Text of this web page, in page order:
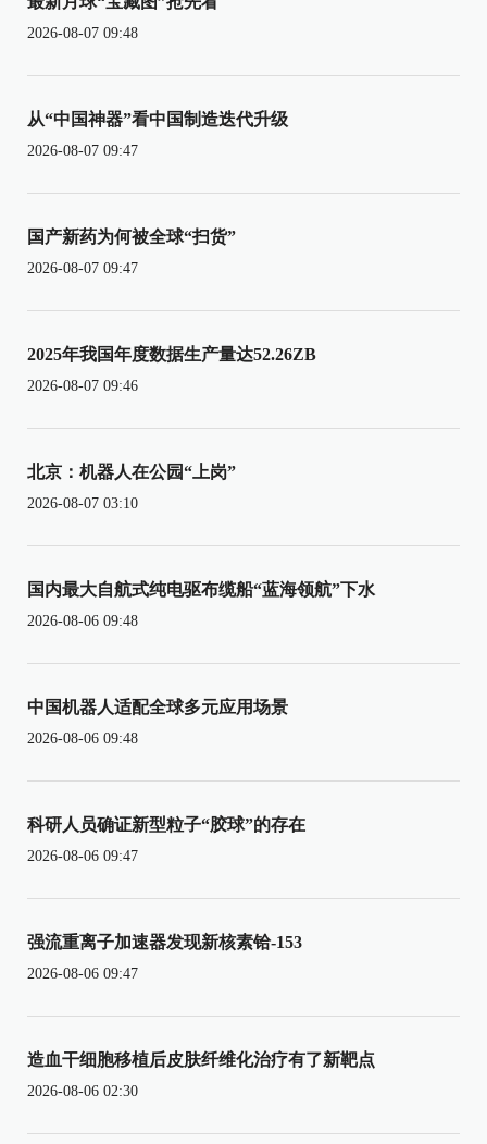
2026-08-07 09:48
从“中国神器”看中国制造迭代升级
2026-08-07 09:47
国产新药为何被全球“扫货”
2026-08-07 09:47
2025年我国年度数据生产量达52.26ZB
2026-08-07 09:46
北京：机器人在公园“上岗”
2026-08-07 03:10
国内最大自航式纯电驱布缆船“蓝海领航”下水
2026-08-06 09:48
中国机器人适配全球多元应用场景
2026-08-06 09:48
科研人员确证新型粒子“胶球”的存在
2026-08-06 09:47
强流重离子加速器发现新核素铪-153
2026-08-06 09:47
造血干细胞移植后皮肤纤维化治疗有了新靶点
2026-08-06 02:30